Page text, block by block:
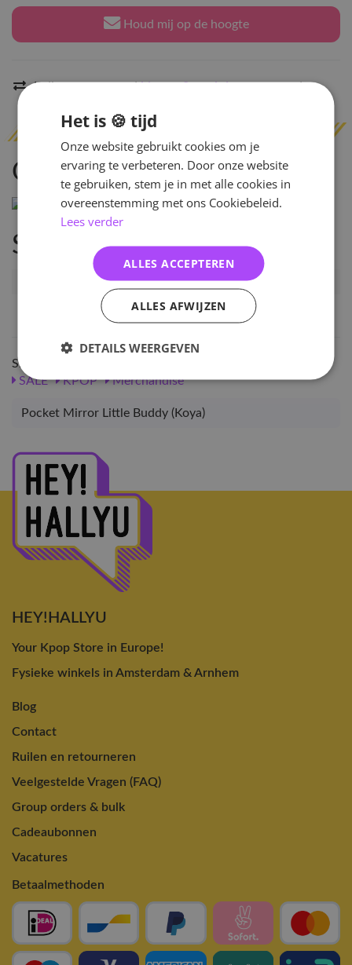
Houd mij op de hoogte
Indien op voorraadbinnen 2 werkdagenverzonden
Omschrijving
Specificaties
Artikelnummer
126577
8809761949298
Shop meer
SALE
KPOP Merchandise
Pocket Mirror Little Buddy (Koya)
HEY!HALLYU
Your Kpop Store in Europe!
Fysieke winkels in Amsterdam & Arnhem
Blog
Contact
Ruilen en retourneren
Veelgestelde Vragen (FAQ)
Group orders & bulk
Cadeaubonnen
Vacatures
Betaalmethoden
Het is 🍪 tijd
Onze website gebruikt cookies om je
ervaring te verbeteren. Door onze website
te gebruiken, stem je in met alle cookies in
overeenstemming met ons Cookiebeleid.
Lees verder
ALLES ACCEPTEREN
ALLES AFWIJZEN
DETAILS WEERGEVEN